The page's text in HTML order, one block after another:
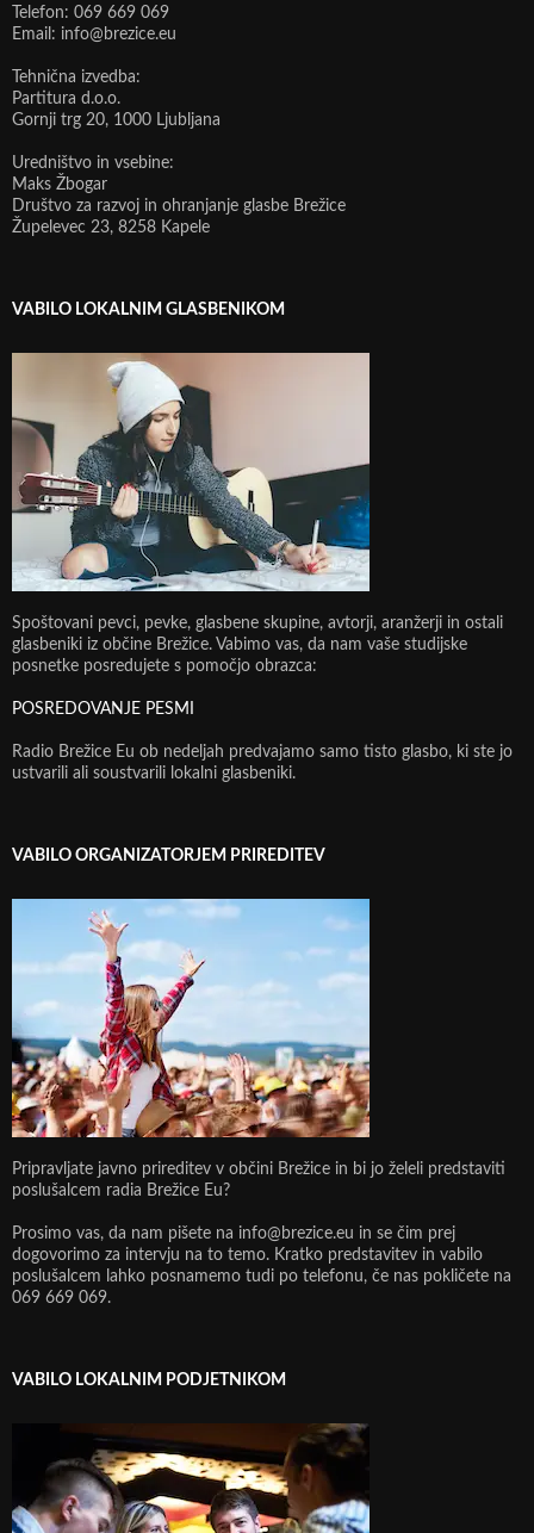
Telefon: 069 669 069
Email: info@brezice.eu
Tehnična izvedba:
Partitura d.o.o.
Gornji trg 20, 1000 Ljubljana
Uredništvo in vsebine:
Maks Žbogar
Društvo za razvoj in ohranjanje glasbe Brežice
Župelevec 23, 8258 Kapele
VABILO LOKALNIM GLASBENIKOM
Spoštovani pevci, pevke, glasbene skupine, avtorji, aranžerji in ostali
glasbeniki iz občine Brežice. Vabimo vas, da nam vaše studijske
posnetke posredujete s pomočjo obrazca:
POSREDOVANJE PESMI
Radio Brežice Eu ob nedeljah predvajamo samo tisto glasbo, ki ste jo
ustvarili ali soustvarili lokalni glasbeniki.
VABILO ORGANIZATORJEM PRIREDITEV
Pripravljate javno prireditev v občini Brežice in bi jo želeli predstaviti
poslušalcem radia Brežice Eu?
Prosimo vas, da nam pišete na info@brezice.eu in se čim prej
dogovorimo za intervju na to temo. Kratko predstavitev in vabilo
poslušalcem lahko posnamemo tudi po telefonu, če nas pokličete na
069 669 069.
VABILO LOKALNIM PODJETNIKOM